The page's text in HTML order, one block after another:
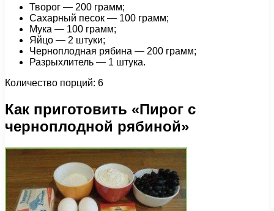
Творог — 200 грамм;
Сахарный песок — 100 грамм;
Мука — 100 грамм;
Яйцо — 2 штуки;
Черноплодная рябина — 200 грамм;
Разрыхлитель — 1 штука.
Количество порций: 6
Как приготовить «Пирог с
черноплодной рябиной»